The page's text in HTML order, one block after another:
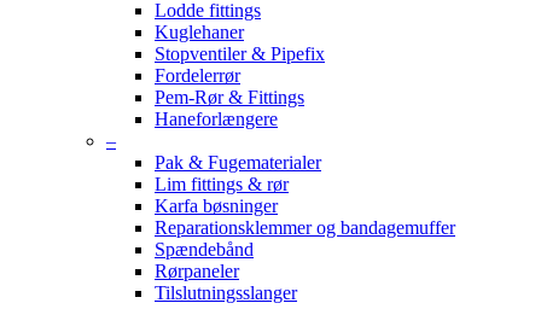
Lodde fittings
Kuglehaner
Stopventiler & Pipefix
Fordelerrør
Pem-Rør & Fittings
Haneforlængere
–
Pak & Fugematerialer
Lim fittings & rør
Karfa bøsninger
Reparationsklemmer og bandagemuffer
Spændebånd
Rørpaneler
Tilslutningsslanger